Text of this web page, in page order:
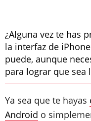
¿Alguna vez te has
la interfaz de
puede, aunque
para lograr que sea
Ya sea que te hayas
Android o